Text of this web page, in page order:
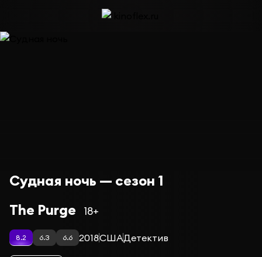
Судная ночь — сезон 1
The Purge
18+
8.2 6.3 6.6 2018СШАДетектив